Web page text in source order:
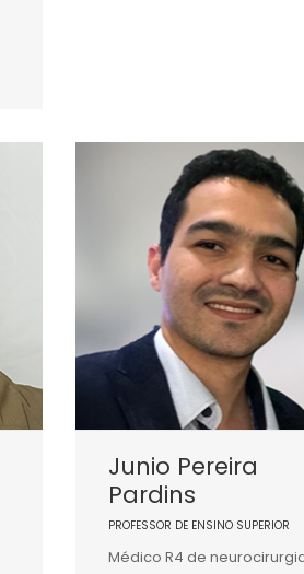
Junio Pereira
Pardins
PROFESSOR DE ENSINO SUPERIOR
Médico R4 de